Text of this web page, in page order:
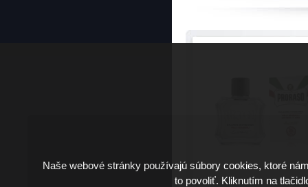
Naše webové stránky používajú súbory cookies, ktoré
to povoliť. Kliknutím na